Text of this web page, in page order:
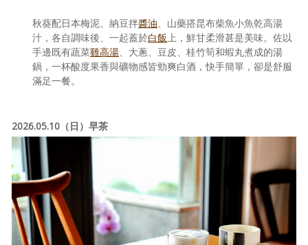
秋葵配日本梅泥、納豆拌醬油、山藥搭昆布柴魚小魚乾高湯
汁，各自調味後、一起蓋於白飯上，鮮甘柔滑甚是美味。佐以
手邊既有蔬菜雞高湯、大蔥、豆皮、桂竹筍和蝦丸煮成的湯
鍋，一杯酸度果香與礦物感皆勁爽白酒，快手簡單，卻是舒服
滿足一餐。
2026.05.10（日）早茶